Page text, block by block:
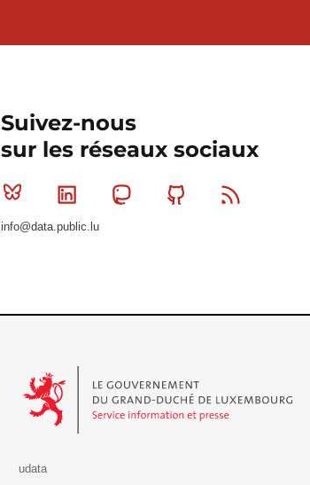
Suivez-nous
sur les réseaux sociaux
Bluesky Linkedin MastodonGithub
info@data.public.lu
udata